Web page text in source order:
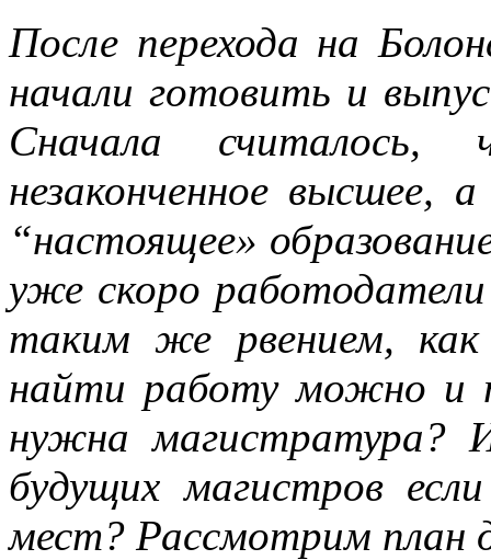
После перехода на
начали готовить и
Сначала
незаконченное высшее,
“настоящее»
уже скоро
таким же рвением, как
найти работу можно и
нужна магистратура?
будущих магистров
мест? Рассмотрим план